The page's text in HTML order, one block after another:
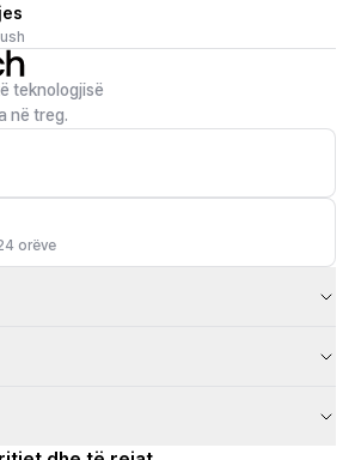
teknologjisë
në treg.
orëve